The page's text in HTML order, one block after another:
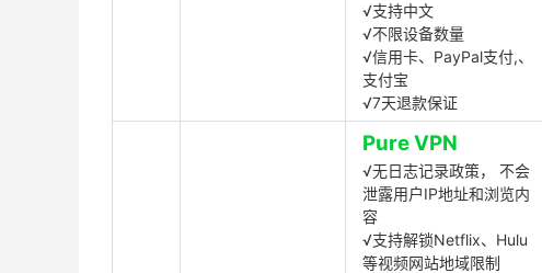
√支持中文
√不限设备数量
√信用卡、PayPal支付,、
支付宝
√7天退款保证
Pure VPN
√无日志记录政策， 不会
泄露用户IP地址和浏览内
容
√支持解锁Netflix、Hulu
等视频网站地域限制